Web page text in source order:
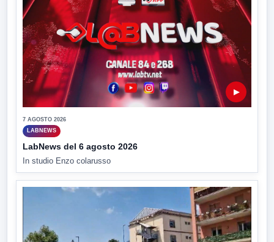
▶
7 AGOSTO 2026
LABNEWS
LabNews del 6 agosto 2026
In studio Enzo colarusso